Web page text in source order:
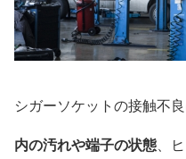
シガーソケットの接触不良
内の汚れや端子の状態 、